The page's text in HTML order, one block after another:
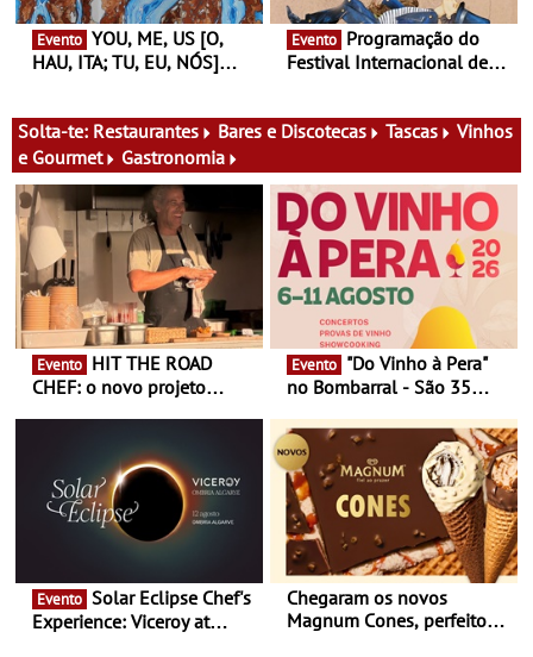
Evento
HAU, ITA; TU, EU, NÓS]
13 de Dezembro
Evento
Festival Internacional de
29 de Agosto
Solta-te: Restaurantes Bares e Discotecas Tascas
Vinhos
e Gourmet
Gastronomia
Evento
CHEF: o novo projeto
conceito gastronómico
itinerante que percorre
Portugal
Evento
no Bombarral - São 35
prova e seis dias de
experiências
Evento
Experience: Viceroy at
Chegaram os novos
Magnum Cones, perfeitos